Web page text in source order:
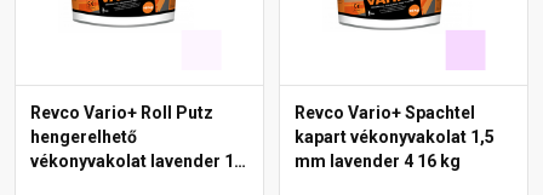
Revco Vario+ Roll Putz
hengerelhető
vékonyvakolat lavender 1
Revco Vario+ Spachtel
kapart vékonyvakolat 1,5
mm lavender 4 16 kg